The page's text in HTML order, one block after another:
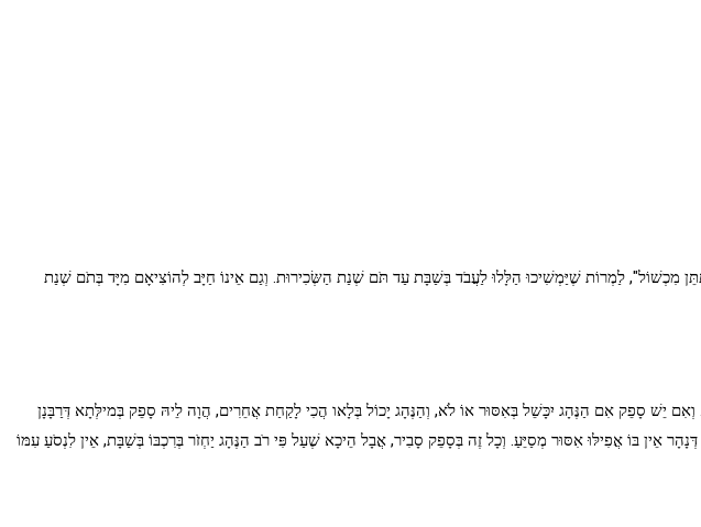
מִכְשׁוֹל", לַמְרוֹת שֶׁיַּמְשִׁיכוּ הַלָּלוּ לַעֲבֹד בְּשַׁבָּת עַד תֹּם שְׁנַת הַשְּׂכִירוּת. וְגַם אֵינוֹ חַיָּב לְהוֹצִיאָם מִיָּד בְּתֹם שְׁנַת
יֵשׁ סָפֵק אִם הַנֶּהָג יִכָּשֵׁל בְּאִסּוּר אוֹ לֹא, וְהַנֶּהָג יָכוֹל בְּלָאו הֲכִי לָקַחַת אֲחֵרִים, הֲוָה לֵיהּ סָפֵק בְּמילְּתָא דְּרַבָּנָן
אֵין בּוֹ אֲפִילּוּ אִסּוּר מְסַיֵּעַ. וְכָל זֶה בְּסָפֵק סָבִיר, אֲבָל הֵיכָא שֶׁעַל פִּי רֹב הַנֶּהָג יַחְזֹר בְּרִכְבּוֹ בְּשַׁבָּת, אֵין לִנְסֹעַ עִמּוֹ